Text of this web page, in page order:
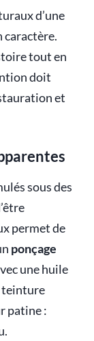
d’une
caractère.
tout en
doit
et
sous des
permet de
ponçage
une huile
teinture
patine :